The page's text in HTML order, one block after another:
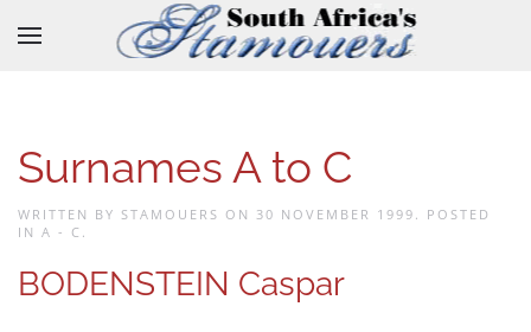
Skip to main content
Surnames A to C
WRITTEN BY STAMOUERS ON 30 NOVEMBER 1999 . POSTED
IN A - C .
BODENSTEIN Caspar